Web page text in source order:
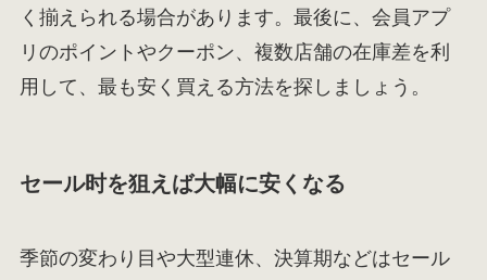
く揃えられる場合があります。最後に、会員アプ
リのポイントやクーポン、複数店舗の在庫差を利
用して、最も安く買える方法を探しましょう。
セール时を狙えば大幅に安くなる
季節の変わり目や大型連休、決算期などはセール